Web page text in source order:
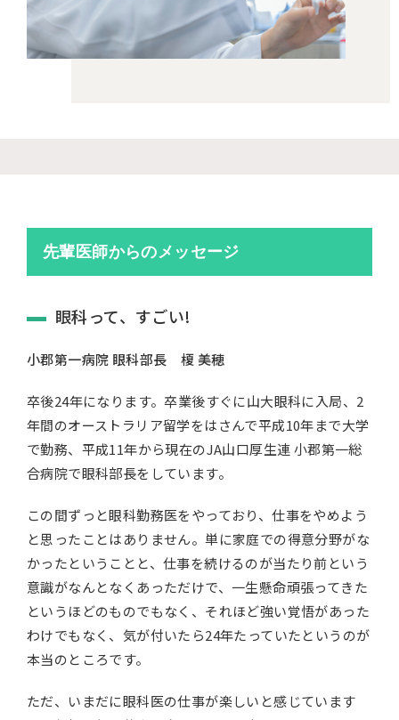
先輩医師からのメッセージ
眼科って、すごい!
小郡第一病院 眼科部長 榎 美穂
卒後24年になります。卒業後すぐに山大眼科に入局、2
年間のオーストラリア留学をはさんで平成10年まで大学
で勤務、平成11年から現在のJA山口厚生連 小郡第一総
合病院で眼科部長をしています。
この間ずっと眼科勤務医をやっており、仕事をやめよう
と思ったことはありません。単に家庭での得意分野がな
かったということと、仕事を続けるのが当たり前という
意識がなんとなくあっただけで、一生懸命頑張ってきた
というほどのものでもなく、それほど強い覚悟があった
わけでもなく、気が付いたら24年たっていたというのが
本当のところです。
ただ、いまだに眼科医の仕事が楽しいと感じています